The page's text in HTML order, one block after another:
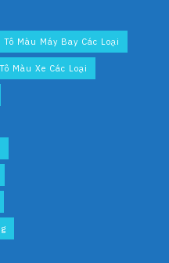
Màu Máy Bay Các Loại
Màu Xe Các Loại